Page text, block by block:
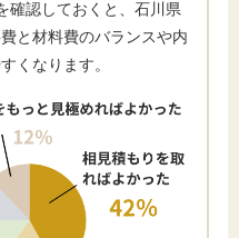
確認しておくと、石川県
と材料費のバランスや内
くなります。